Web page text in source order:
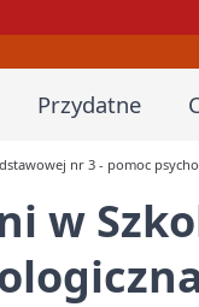
Przydatne
nr 3 - pomoc
w